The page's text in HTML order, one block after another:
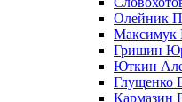
Олейник
Максимук
Гришин
Юткин
Глущенко
Кармазин